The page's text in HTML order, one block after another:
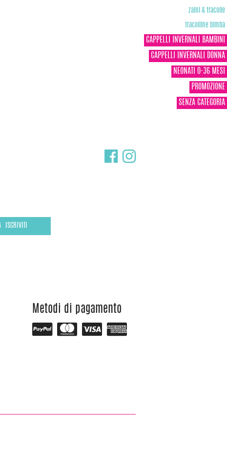
zaini & tracolle
tracolline bimba
CAPPELLI INVERNALI BAMBINI
CAPPELLI INVERNALI DONNA
NEONATI 0-36 MESI
PROMOZIONE
SENZA CATEGORIA
ISCRIVITI
Metodi di pagamento